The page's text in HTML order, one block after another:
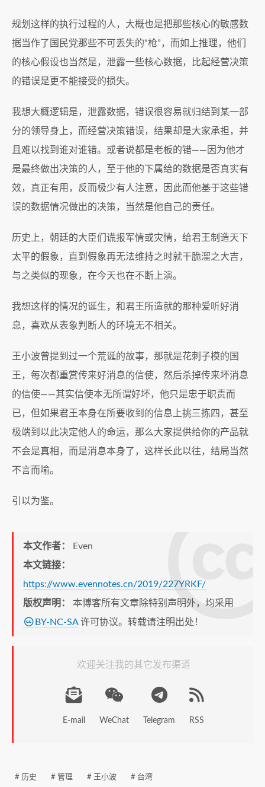
规划这样的执行过程的人，大概也是把那些核心的敏感数
据当作了国民党那些不可丢失的“枪”，而如上推理，他们
的核心假设也当然是，泄露一些核心数据，比起经营决策
的错误是更不能接受的损失。
我想大概逻辑是，泄露数据，错误很容易就归结到某一部
分的领导身上，而经营决策错误，结果却是大家承担，并
且难以找到谁对谁错。或者说都是老板的错——因为他才
是最终做出决策的人，至于他的下属给的数据是否真实有
效，真正有用，反而极少有人注意，因此而他基于这些错
误的数据情况做出的决策，当然是他自己的责任。
历史上，朝廷的大臣们谎报军情或灾情，给君王制造天下
太平的假象，直到假象再无法维持之时就干脆溜之大吉，
与之类似的现象，在今天也在不断上演。
我想这样的情况的诞生，和君王所造就的那种爱听好消
息，喜欢从表象判断人的环境无不相关。
王小波曾提到过一个荒诞的故事，那就是花刺子模的国
王，每次都重赏传来好消息的信使，然后杀掉传来坏消息
的信使——其实信使本无所谓好坏，他只是忠于职责而
已，但如果君王本身在所要收到的信息上挑三拣四，甚至
极端到以此决定他人的命运，那么大家提供给你的产品就
不会是真相，而是消息本身了，这样长此以往，结局当然
不言而喻。
引以为鉴。
本文作者：
Even
本文链接：
https://www.evennotes.cn/2019/227YRKF/
版权声明： 本博客所有文章除特别声明外，均采用
BY-NC-SA许可协议。转载请注明出处！
欢迎关注我的其它发布渠道
E-mail WeChat Telegram RSS
# 历史 # 管理 # 王小波 # 台湾